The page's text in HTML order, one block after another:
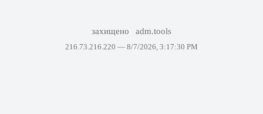
захищено adm.tools
216.73.216.220 — 8/7/2026, 3:17:30 PM